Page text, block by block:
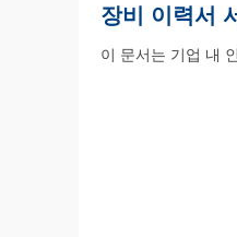
장비 이력서
이 문서는 기업 내